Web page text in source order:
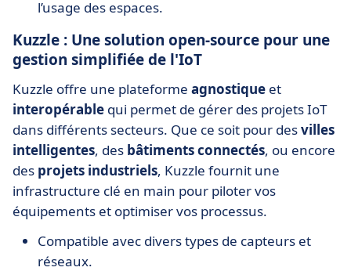
l’usage des espaces.
Kuzzle : Une solution open-source pour une
gestion simplifiée de l'IoT
Kuzzle offre une plateforme agnostique et
interopérable qui permet de gérer des projets IoT
dans différents secteurs. Que ce soit pour desvilles
intelligentes, des bâtiments connectés, ou encore
des projets industriels, Kuzzle fournit une
infrastructure clé en main pour piloter vos
équipements et optimiser vos processus.
Compatible avec divers types de capteurs et
réseaux.